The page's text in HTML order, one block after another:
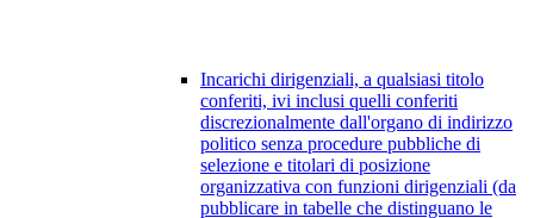
Incarichi dirigenziali, a qualsiasi titolo
conferiti, ivi inclusi quelli conferiti
discrezionalmente dall'organo di indirizzo
politico senza procedure pubbliche di
selezione e titolari di posizione
organizzativa con funzioni dirigenziali (da
pubblicare in tabelle che distinguano le